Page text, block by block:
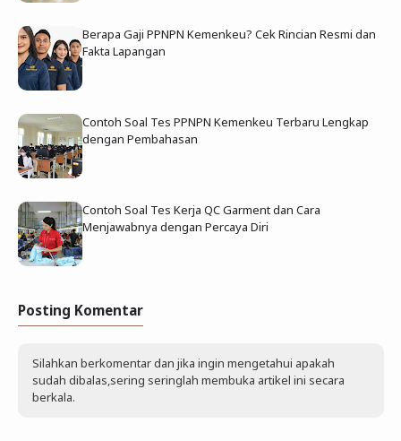
Berapa Gaji PPNPN Kemenkeu? Cek Rincian Resmi dan
Fakta Lapangan
Contoh Soal Tes PPNPN Kemenkeu Terbaru Lengkap
dengan Pembahasan
Contoh Soal Tes Kerja QC Garment dan Cara
Menjawabnya dengan Percaya Diri
Posting Komentar
Silahkan berkomentar dan jika ingin mengetahui apakah
sudah dibalas,sering seringlah membuka artikel ini secara
berkala.